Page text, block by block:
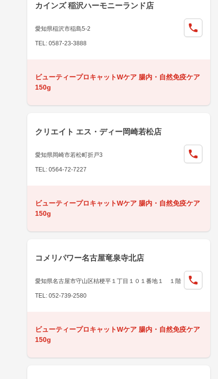
カインズ 稲沢ハーモニーランド店
愛知県稲沢市稲島5-2
TEL: 0587-23-3888
ビューティープロキャットWケア 腸内・自然免疫ケア
150g
クリエイト エス・ディー岡崎若松店
愛知県岡崎市若松町折戸3
TEL: 0564-72-7227
ビューティープロキャットWケア 腸内・自然免疫ケア
150g
コメリパワー名古屋竜泉寺北店
愛知県名古屋市守山区桔梗平１丁目１０１番地１ １階
TEL: 052-739-2580
ビューティープロキャットWケア 腸内・自然免疫ケア
150g